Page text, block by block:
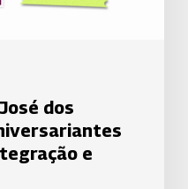
dos
e